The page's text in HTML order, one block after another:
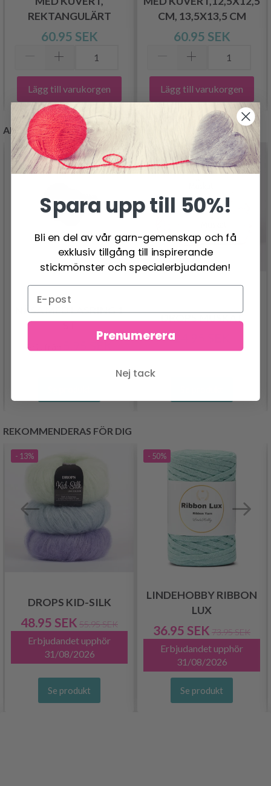
REKTANGULÄRT
60.95 SEK
Lägg till varukorgen
CM, 13,5X13,5 CM
60.95 SEK
Lägg till varukorgen
ANDRA KUNDER KÖPTE
NÄSA MED LÅSRING 1
ST
Pris från
DROPS MUSKAT
24.95 SEK
REKOMMENDERAS FÖR DIG
- 13%
DROPS KID-SILK
48.95 SEK 55.95 SEK
Erbjudandet upphör
31/08/2026
Se produkt
- 50%
LINDEHOBBY RIBBON
LUX
36.95 SEK 73.95 SEK
Erbjudandet upphör
31/08/2026
Se produkt
Spara upp till 50%!
Bli en del av vår garn-gemenskap och få
exklusiv tillgång till inspirerande
stickmönster och specialerbjudanden!
Prenumerera
Nej tack